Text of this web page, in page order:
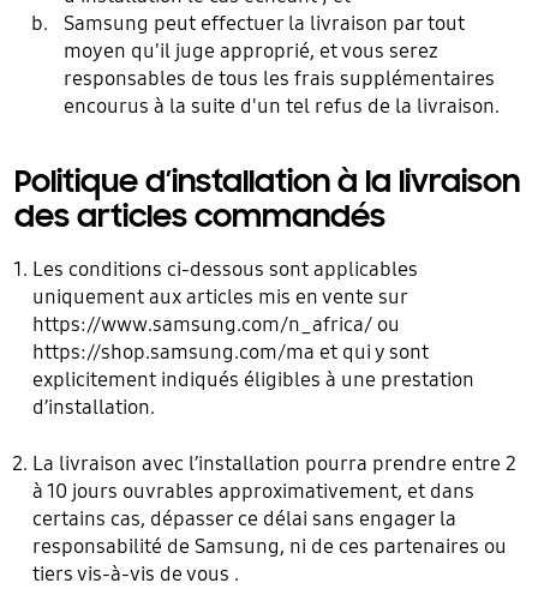
Samsung peut effectuer la livraison par tout
moyen qu'il juge approprié, et vous serez
responsables de tous les frais supplémentaires
encourus à la suite d'un tel refus de la livraison.
Politique d’installation à la livraison
des articles commandés
Les conditions ci-dessous sont applicables
uniquement aux articles mis en vente sur
https://www.samsung.com/n_africa/ ou
https://shop.samsung.com/ma et qui y sont
explicitement indiqués éligibles à une prestation
d’installation.
La livraison avec l’installation pourra prendre entre 2
à 10 jours ouvrables approximativement, et dans
certains cas, dépasser ce délai sans engager la
responsabilité de Samsung, ni de ces partenaires ou
tiers vis-à-vis de vous .